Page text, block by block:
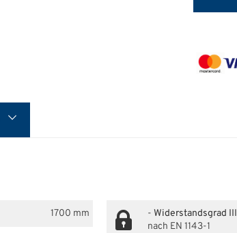
1700 mm - Widerstandsgrad III
nach EN 1143-1